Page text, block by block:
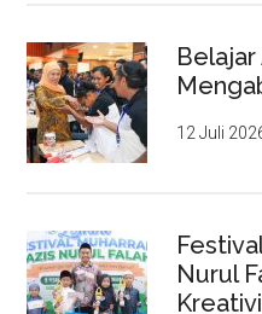
Belajar
12 Juli
Nurul